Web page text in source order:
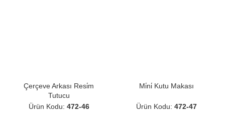
Çerçeve Arkası Resi̇m
Tutucu
Ürün Kodu: 472-46
Mi̇ni̇ Kutu Makası
Ürün Kodu: 472-47